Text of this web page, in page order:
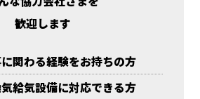
歓迎します
関わる経験をお持ちの方
給気設備に対応できる方